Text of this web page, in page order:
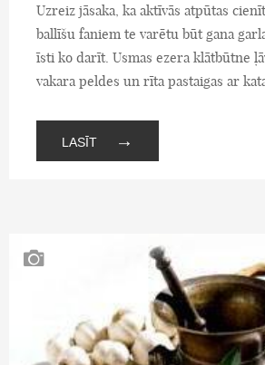
Uzreiz jāsaka, ka aktīvās atpūtas
ballīšu faniem te varētu būt gana
īsti ko darīt. Usmas ezera klātbūtne
vakara peldes un rīta pastaigas ar
LASĪT →